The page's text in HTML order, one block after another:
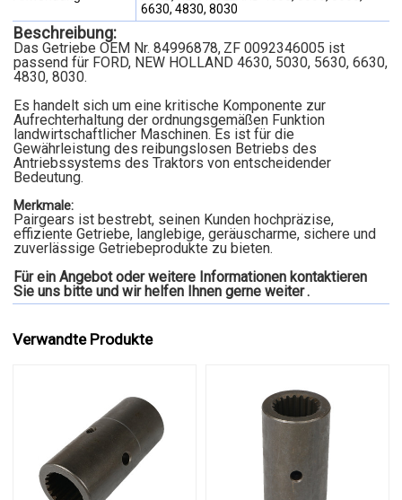
6630, 4830, 8030
Beschreibung:
Das Getriebe OEM Nr. 84996878, ZF 0092346005 ist
passend für FORD, NEW HOLLAND 4630, 5030, 5630, 6630,
4830, 8030.
Es handelt sich um eine kritische Komponente zur
Aufrechterhaltung der ordnungsgemäßen Funktion
landwirtschaftlicher Maschinen. Es ist für die
Gewährleistung des reibungslosen Betriebs des
Antriebssystems des Traktors von entscheidender
Bedeutung.
Merkmale:
Pairgears ist bestrebt, seinen Kunden hochpräzise,
effiziente Getriebe, langlebige, geräuscharme, sichere und
zuverlässige Getriebeprodukte zu bieten.
Für ein Angebot oder weitere Informationen kontaktieren
Sie uns bitte und wir helfen Ihnen gerne weiter.
Verwandte Produkte